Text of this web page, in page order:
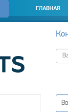
ГЛАВНАЯ